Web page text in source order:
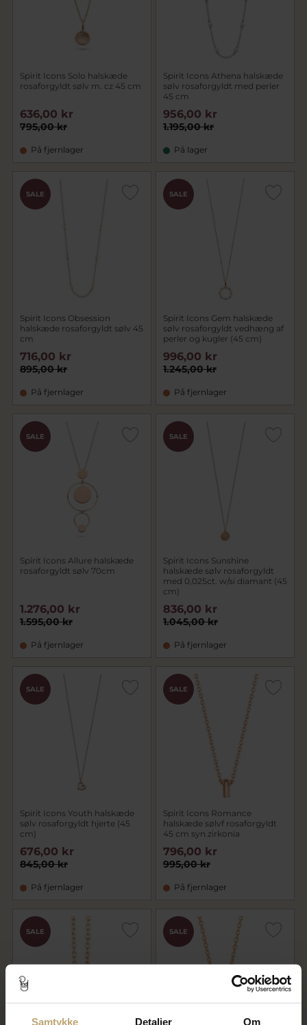
Samtykke Detaljer Om
Spirit Icons Solo halskæde
rosaforgyldt sølv m. cz 45 cm
795,00 kr
636,00 kr
På fjernlager
Spirit Icons Athena halskæde
sølv rosaforgyldt med perler
45 cm
1.195,00 kr
956,00 kr
På lager
SALE
Spirit Icons Obsession
halskæde rosaforgyldt sølv 45
cm
895,00 kr
716,00 kr
På fjernlager
SALE
Spirit Icons Gem halskæde
sølv rosaforgyldt vedhæng af
perler og kugler (45 cm)
1.245,00 kr
996,00 kr
På fjernlager
SALE
Spirit Icons Allure halskæde
rosaforgyldt sølv 70cm
1.595,00 kr
1.276,00 kr
På fjernlager
SALE
Spirit Icons Sunshine
halskæde sølv rosaforgyldt
med 0,025ct. w/si diamant (45
cm)
1.045,00 kr
836,00 kr
På fjernlager
SALE
Spirit Icons Youth halskæde
sølv rosaforgyldt hjerte (45
cm)
845,00 kr
676,00 kr
På fjernlager
SALE
Spirit Icons Romance
halskæde sølvf rosaforgyldt
45 cm syn.zirkonia
995,00 kr
796,00 kr
På fjernlager
SALE SALE